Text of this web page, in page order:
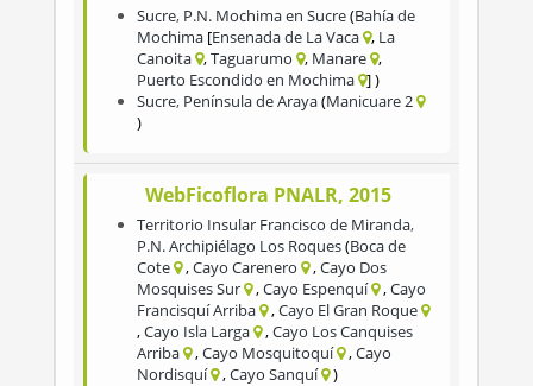
Sucre, P.N. Mochima en Sucre Bahía de
Mochima Ensenada de La Vaca
La
Canoita
Taguarumo
Manare
Puerto Escondido en Mochima
Sucre, Península de Araya Manicuare 2
WebFicoflora PNALR, 2015
Territorio Insular Francisco de Miranda,
P.N. Archipiélago Los Roques Boca de
Cote
Cayo Carenero
Cayo Dos
Mosquises Sur
Cayo Espenquí
Cayo
Francisquí Arriba
Cayo El Gran Roque
Cayo Isla Larga
Cayo Los Canquises
Arriba
Cayo Mosquitoquí
Cayo
Nordisquí
Cayo Sanquí